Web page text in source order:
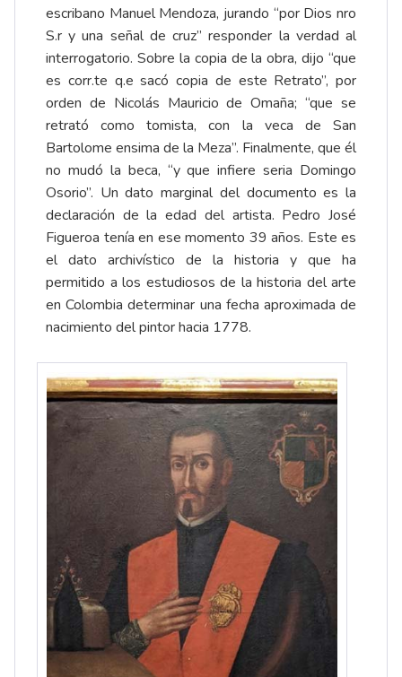
escribano Manuel Mendoza, jurando “por Dios nro
S.r y una señal de cruz” responder la verdad al
interrogatorio. Sobre la copia de la obra, dijo “que
es corr.te q.e sacó copia de este Retrato”, por
orden de Nicolás Mauricio de Omaña; “que se
retrató como tomista, con la veca de San
Bartolome ensima de la Meza”. Finalmente, que él
no mudó la beca, “y que infiere seria Domingo
Osorio”. Un dato marginal del documento es la
declaración de la edad del artista. Pedro José
Figueroa tenía en ese momento 39 años. Este es
el dato archivístico de la historia y que ha
permitido a los estudiosos de la historia del arte
en Colombia determinar una fecha aproximada de
nacimiento del pintor hacia 1778.